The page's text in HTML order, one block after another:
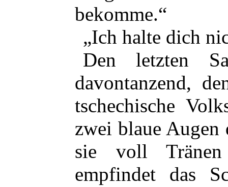
bekomme.“
„Ich halte dich
Den letzten
davontanzend,
tschechische
zwei blaue
sie voll
empfindet das